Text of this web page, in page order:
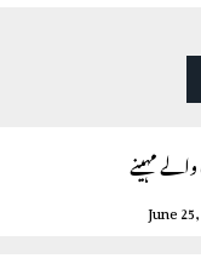
مہینے
June